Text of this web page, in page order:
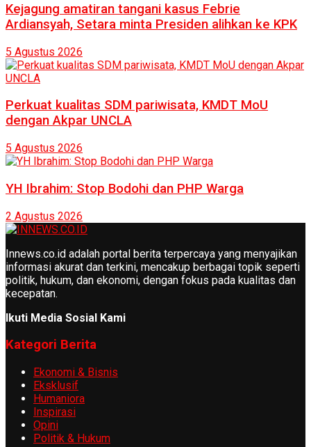
Kejagung amatiran tangani kasus Febrie
Ardiansyah, Setara minta Presiden alihkan ke KPK
5 Agustus 2026
Perkuat kualitas SDM pariwisata, KMDT MoU
dengan Akpar UNCLA
5 Agustus 2026
YH Ibrahim: Stop Bodohi dan PHP Warga
2 Agustus 2026
Innews.co.id adalah portal berita terpercaya yang menyajikan
informasi akurat dan terkini, mencakup berbagai topik seperti
politik, hukum, dan ekonomi, dengan fokus pada kualitas dan
kecepatan.
Ikuti Media Sosial Kami
Kategori Berita
Ekonomi & Bisnis
Eksklusif
Humaniora
Inspirasi
Opini
Politik & Hukum